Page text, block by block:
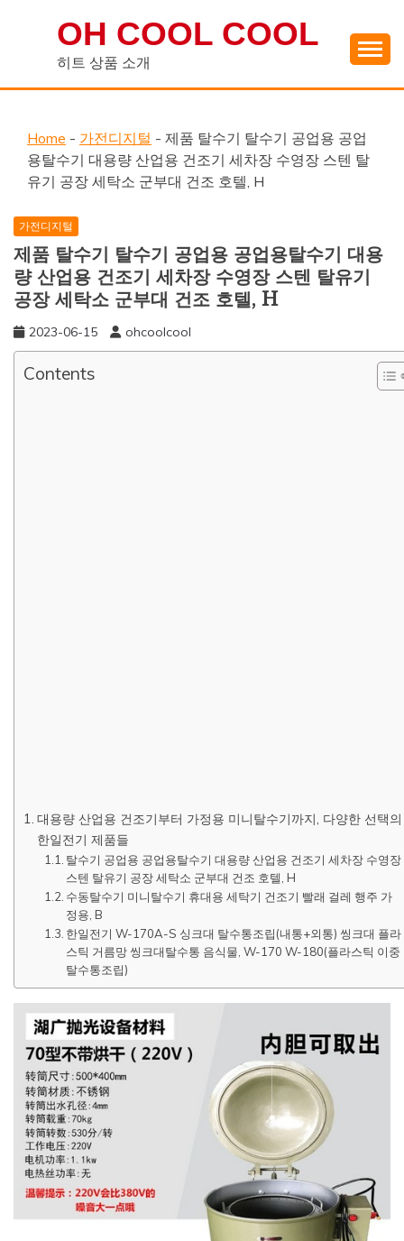
OH COOL COOL
히트 상품 소개
Home - 가전디지털 - 제품 탈수기 탈수기 공업용 공업
용탈수기 대용량 산업용 건조기 세차장 수영장 스텐 탈
유기 공장 세탁소 군부대 건조 호텔, H
가전디지털
제품 탈수기 탈수기 공업용 공업용탈수기 대용
량 산업용 건조기 세차장 수영장 스텐 탈유기
공장 세탁소 군부대 건조 호텔, H
2023-06-15 ohcoolcool
Contents
대용량 산업용 건조기부터 가정용 미니탈수기까지, 다양한 선택의
한일전기 제품들
탈수기 공업용 공업용탈수기 대용량 산업용 건조기 세차장 수영장
스텐 탈유기 공장 세탁소 군부대 건조 호텔, H
수동탈수기 미니탈수기 휴대용 세탁기 건조기 빨래 걸레 행주 가
정용, B
한일전기 W-170A-S 싱크대 탈수통조립(내통+외통) 씽크대 플라
스틱 거름망 씽크대탈수통 음식물, W-170 W-180(플라스틱 이중
탈수통조립)